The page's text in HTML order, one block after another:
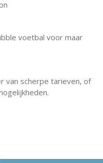
voetbal voor maar
van scherpe tarieven, of